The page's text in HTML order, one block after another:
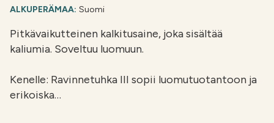
ALKUPERÄMAA: Suomi
Pitkävaikutteinen kalkitusaine, joka sisältää
kaliumia. Soveltuu luomuun.
Kenelle: Ravinnetuhka III sopii luomutuotantoon ja
erikoiska…